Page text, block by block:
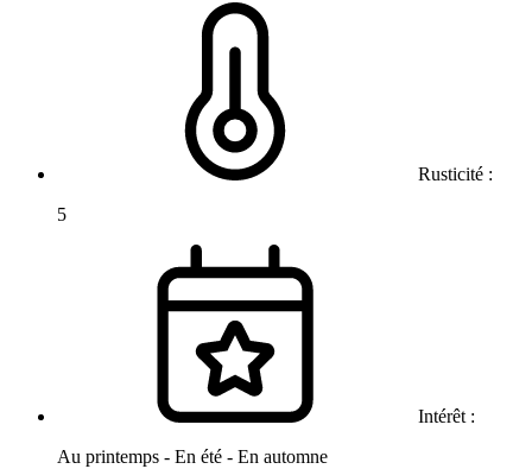
Rusticité :
5
Intérêt :
Au printemps - En été - En automne